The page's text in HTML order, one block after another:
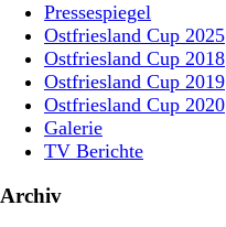
Pressespiegel
Ostfriesland Cup 2025
Ostfriesland Cup 2018
Ostfriesland Cup 2019
Ostfriesland Cup 2020
Galerie
TV Berichte
Archiv